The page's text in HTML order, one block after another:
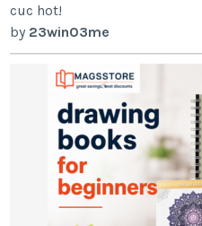
cuc hot!
by 23win03me